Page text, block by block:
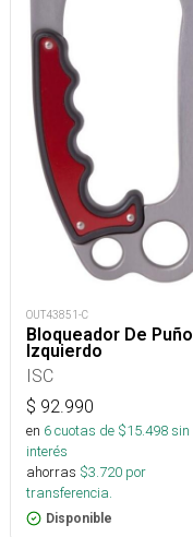
OUT43851-C
Bloqueador De Puño
Izquierdo
ISC
$ 92.990
en 6cuotas de $15.498sin
interés
ahorras $3.720 por
transferencia.
Disponible